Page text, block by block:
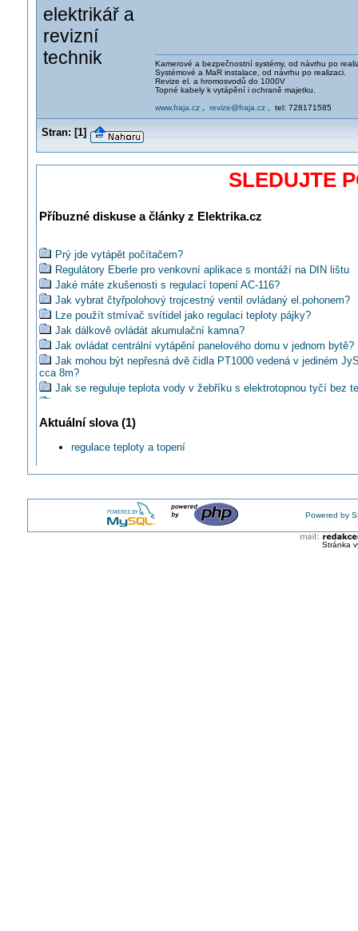
elektrikář a
revizní
technik
Kamerové a bezpečnostní systémy, od návrhu po
Systémové a MaR instalace, od návrhu po realizaci.
Revize el. a hromosvodů do 1000V
Topné kabely k vytápění i ochraně majetku.
www.fraja.cz, revize@fraja.cz, tel: 728171585
Stran: [1]
SLEDUJTE
Příbuzné diskuse a články z Elektrika.cz
Prý jde vytápět počítačem?
Regulátory Eberle pro venkovní aplikace s montáží na DIN lištu
Jaké máte zkušenosti s regulací topení AC-116?
Jak vybrat čtyřpolohový trojcestný ventil ovládaný el.pohonem?
Lze použít stmívač svítidel jako regulaci teploty pájky?
Jak dálkově ovládát akumulační kamna?
Jak ovládat centrální vytápění panelového domu v jednom bytě?
Jak mohou být nepřesná dvě čidla PT1000 vedená v jediném
cca 8m?
Jak se reguluje teplota vody v žebříku s elektrotopnou tyčí bez
Jak řešíte výpočet potřebného výkonu pro vytápění domu? Od
Jaký systém použít pro změnu řízení vytápění topnými kabely?
Čím řídíte teploty podlahového vytápění s více fázemi ohřevu?
Jak spínat oběhové čerpadlo krbu v závislosti na teplotě spalin?
Aktuální slova (1)
regulace teploty a topení
Powered by
Stránka